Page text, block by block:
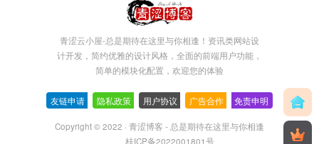
青涩云小屋-总是期待在这里与你相逢！资讯类网站设
计开发，简约优雅的设计风格，全面的前端用户功能，
简单的模块化配置，欢迎您的体验
友链申请 隐私政策 用户协议 广告合作 免责申明
Copyright © 2022 · 青涩博客 - 总是期待在这里与你相逢
桂ICP备2022001801号